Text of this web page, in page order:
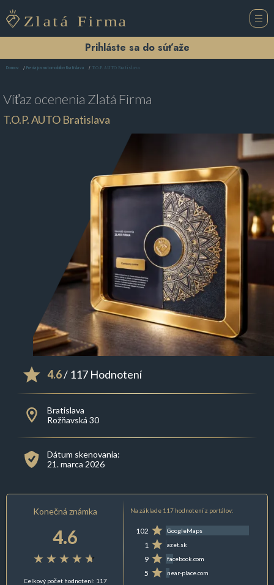
Prihláste sa do súťaže
Domov Predajca automobilov Bratislava T.O.P. AUTO Bratislava
Víťaz ocenenia Zlatá Firma
T.O.P. AUTO Bratislava
4.6/ 117 Hodnotení
Bratislava
Rožňavská 30
Dátum skenovania:
21. marca 2026
Konečná známka
4.6
Celkový počet hodnotení: 117
Na základe 117 hodnotení z portálov:
102 GoogleMaps
1 azet.sk
9 facebook.com
5 near-place.com